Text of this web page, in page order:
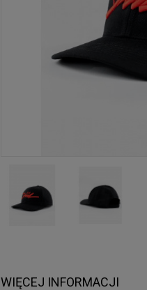
WIĘCEJ INFORMACJI